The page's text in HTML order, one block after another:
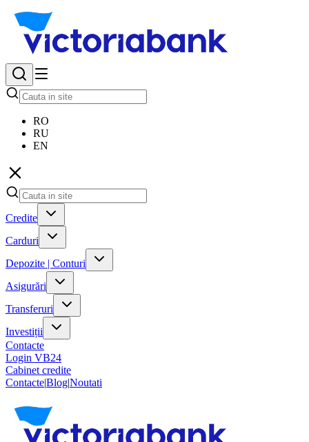
RO
RU
EN
Credite
Carduri
Depozite | Conturi
Asigurări
Transferuri
Investiții
Contacte
Login VB24
Cabinet credite
Contacte|Blog|Noutati